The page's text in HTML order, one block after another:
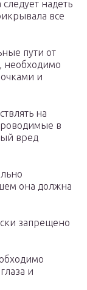
надеть
все
пути от
необходимо
и
на
в
вред
она должна
запрещено
и